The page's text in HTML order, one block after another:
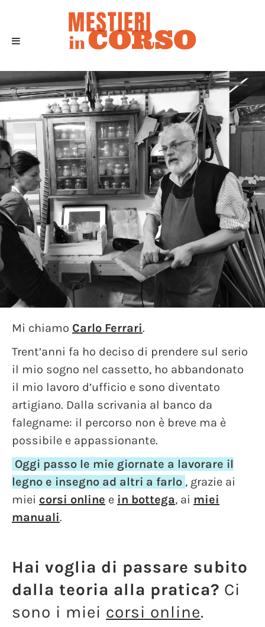
Mi chiamo Carlo Ferrari.
Trent’anni fa ho deciso di prendere sul serio
il mio sogno nel cassetto, ho abbandonato
il mio lavoro d’ufficio e sono diventato
artigiano. Dalla scrivania al banco da
falegname: il percorso non è breve ma è
possibile e appassionante.
Oggi passo le mie giornate a lavorare il
legno e insegno ad altri a farlo , grazie ai
miei corsi online e in bottega, ai miei
manuali.
Hai voglia di passare subito
dalla teoria alla pratica? Ci
sono i miei corsi online.